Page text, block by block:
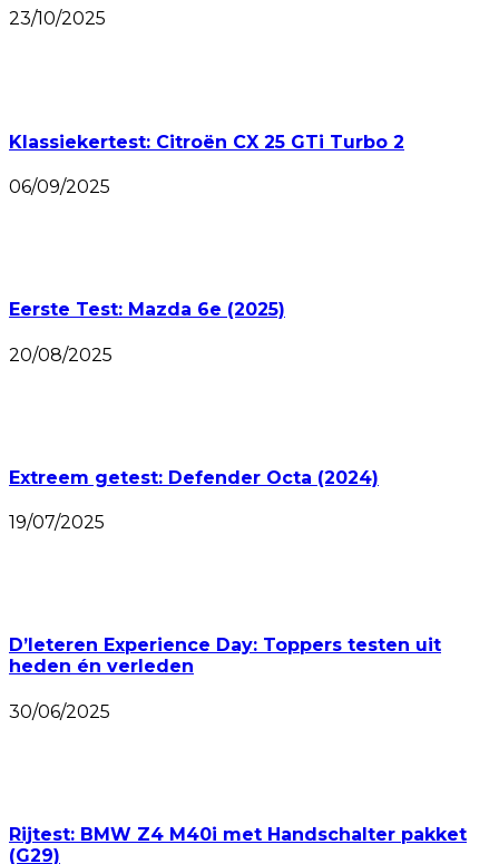
23/10/2025
Klassiekertest: Citroën CX 25 GTi Turbo 2
06/09/2025
Eerste Test: Mazda 6e (2025)
20/08/2025
Extreem getest: Defender Octa (2024)
19/07/2025
D’Ieteren Experience Day: Toppers testen uit
heden én verleden
30/06/2025
Rijtest: BMW Z4 M40i met Handschalter pakket
(G29)